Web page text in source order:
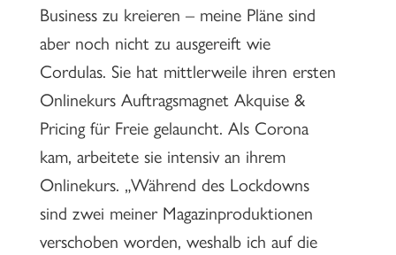
Business zu kreieren – meine Pläne sind
aber noch nicht zu ausgereift wie
Cordulas. Sie hat mittlerweile ihren ersten
Onlinekurs Auftragsmagnet Akquise &
Pricing für Freie gelauncht. Als Corona
kam, arbeitete sie intensiv an ihrem
Onlinekurs. „Während des Lockdowns
sind zwei meiner Magazinproduktionen
verschoben worden, weshalb ich auf die